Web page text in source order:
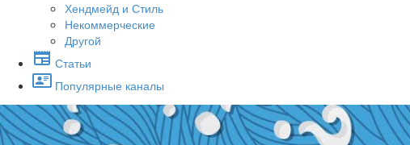
Хендмейд и Стиль
Некоммерческие
Другой
Статьи
Популярные каналы